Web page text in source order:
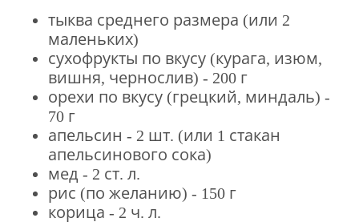
тыква среднего размера (или 2
маленьких)
сухофрукты по вкусу (курага, изюм,
вишня, чернослив) - 200 г
орехи по вкусу (грецкий, миндаль) -
70 г
апельсин - 2 шт. (или 1 стакан
апельсинового сока)
мед - 2 ст. л.
рис (по желанию) - 150 г
корица - 2 ч. л.